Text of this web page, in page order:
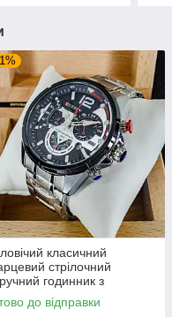
класичний
стрілочний
годинник з
Curren 8395
Металевий браслет
до відправки